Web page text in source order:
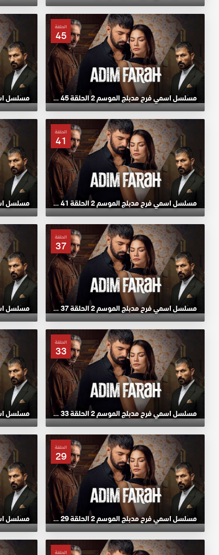
الحلقة
45
مسلسل اسمي فرح مدبلج الموسم 2 الحلقة 45 HD
الحلقة
41
مسلسل اسمي فرح مدبلج الموسم 2 الحلقة 41 HD
الحلقة
37
مسلسل اسمي فرح مدبلج الموسم 2 الحلقة 37 HD
الحلقة
33
مسلسل اسمي فرح مدبلج الموسم 2 الحلقة 33 HD
الحلقة
29
مسلسل اسمي فرح مدبلج الموسم 2 الحلقة 29 HD
الحلقة